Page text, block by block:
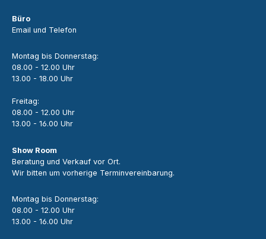
Büro
Email und Telefon
Montag bis Donnerstag:
08.00 - 12.00 Uhr
13.00 - 18.00 Uhr
Freitag:
08.00 - 12.00 Uhr
13.00 - 16.00 Uhr
Show Room
Beratung und Verkauf vor Ort.
Wir bitten um vorherige Terminvereinbarung.
Montag bis Donnerstag:
08.00 - 12.00 Uhr
13.00 - 16.00 Uhr